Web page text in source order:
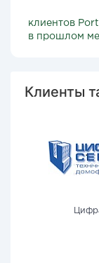
клиентов
в прошлом
Клиенты